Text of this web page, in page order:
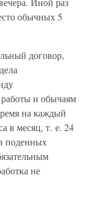
обычных 5
договор,
и обычаям
на каждый
в месяц, т. е. 24
поденных
не